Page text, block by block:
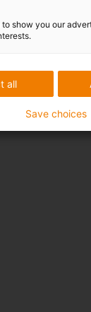
show you our
all
Save choices